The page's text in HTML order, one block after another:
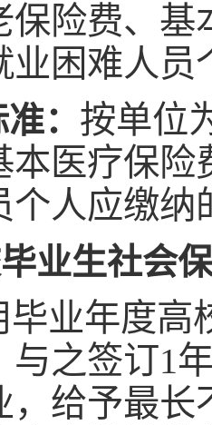
保险费、基
业困难人员
： 按单位
本医疗保
个人应缴
业生社会
毕业年度高
与之签订1
，给予最长